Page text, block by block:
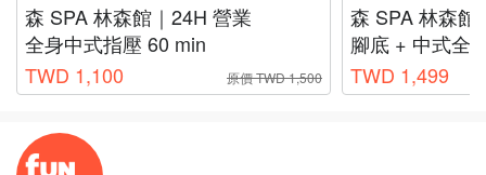
森 SPA 林森館｜24H 營業
全身中式指壓 60 min
原價 TWD 1,500
TWD 1,100
森 SPA 林森館
腳底 + 中式全
TWD 1,499